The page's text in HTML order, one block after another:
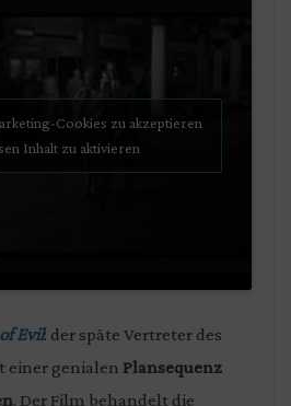
Cookies zu akzeptieren
Inhalt zu aktivieren
Evil: der späte Vertreter des
genialen Plansequenz
. Der Film behandelt die